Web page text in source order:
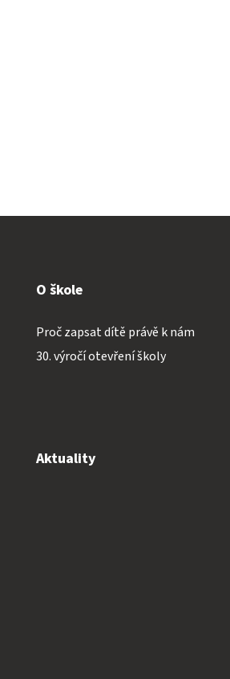
O škole
Proč zapsat dítě právě k nám
30. výročí otevření školy
Aktuality